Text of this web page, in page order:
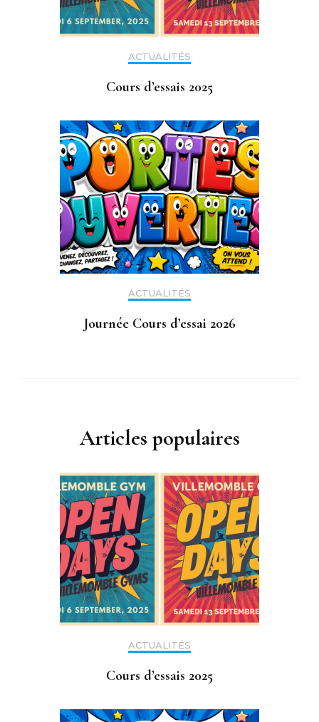
ACTUALITÉS
Cours d’essais 2025
ACTUALITÉS
Journée Cours d’essai 2026
Articles populaires
ACTUALITÉS
Cours d’essais 2025